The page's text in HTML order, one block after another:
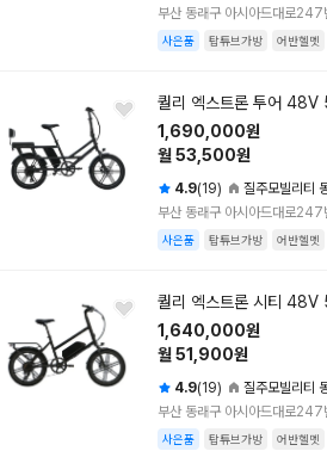
부산 동래구 아시아드대로247
사은품 탑튜브가방 어반헬멧
퀄리 엑스트론 투어
1,690,000원
월 53,500원
4.9(19)
질주모빌리티
부산 동래구 아시아드대로247
사은품 탑튜브가방 어반헬멧
퀄리 엑스트론 시티
1,640,000원
월 51,900원
4.9(19)
질주모빌리티
부산 동래구 아시아드대로247
사은품 탑튜브가방 어반헬멧